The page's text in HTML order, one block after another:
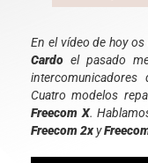
En el vídeo de hoy
Cardo el pasado
Cuatro modelos
Freecom X.
Freecom 2xy